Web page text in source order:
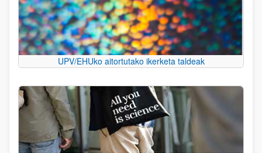
UPV/EHUko aitortutako ikerketa taldeak